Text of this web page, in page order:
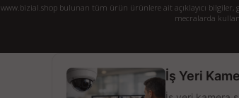
www.bizial.shop bulunan tüm ürün ürünlere ait açıklayıcı bilgiler,
mecralarda
İş Yeri